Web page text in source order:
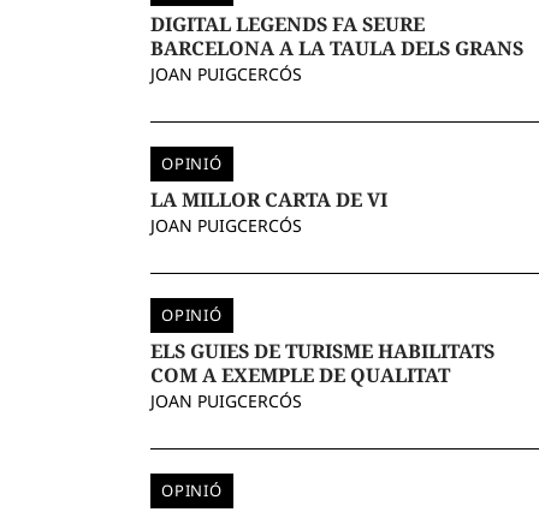
DIGITAL LEGENDS FA SEURE
BARCELONA A LA TAULA DELS GRANS
JOAN PUIGCERCÓS
OPINIÓ
LA MILLOR CARTA DE VI
JOAN PUIGCERCÓS
OPINIÓ
ELS GUIES DE TURISME HABILITATS
COM A EXEMPLE DE QUALITAT
JOAN PUIGCERCÓS
OPINIÓ